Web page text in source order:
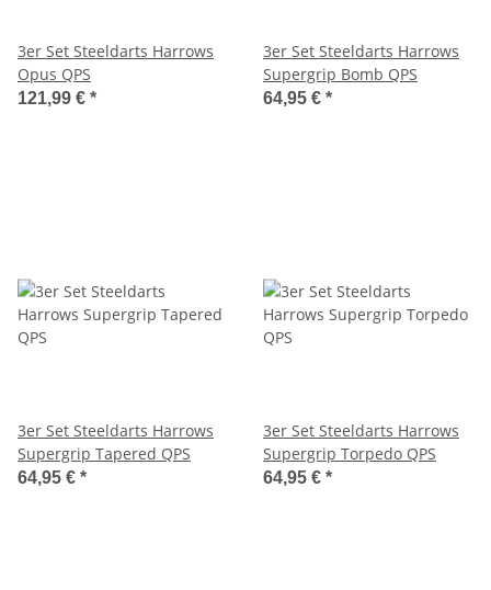
3er Set Steeldarts Harrows
Opus QPS
121,99 € *
3er Set Steeldarts Harrows
Supergrip Bomb QPS
64,95 € *
3er Set Steeldarts Harrows
Supergrip Tapered QPS
64,95 € *
3er Set Steeldarts Harrows
Supergrip Torpedo QPS
64,95 € *